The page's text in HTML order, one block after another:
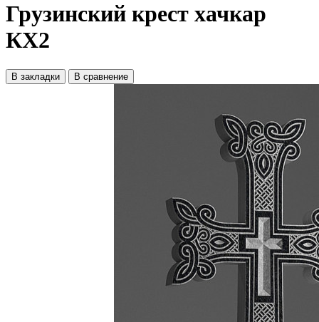
Грузинский крест хачкар
КХ2
В закладки В сравнение